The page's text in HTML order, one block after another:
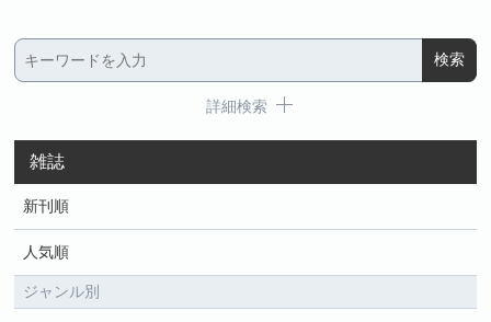
詳細検索
雑誌
新刊順
人気順
ジャンル別